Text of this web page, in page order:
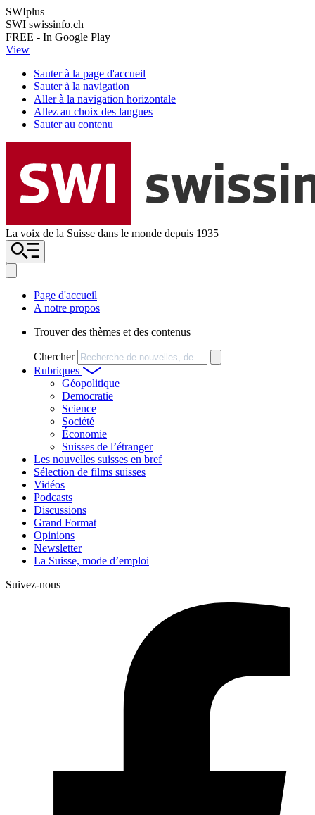
SWIplus
SWI swissinfo.ch
FREE - In Google Play
View
Sauter à la page d'accueil
Sauter à la navigation
Aller à la navigation horizontale
Allez au choix des langues
Sauter au contenu
La voix de la Suisse dans le monde depuis 1935
Page d'accueil
A notre propos
Trouver des thèmes et des contenus
Chercher
Rubriques
Géopolitique
Democratie
Science
Société
Économie
Suisses de l’étranger
Les nouvelles suisses en bref
Sélection de films suisses
Vidéos
Podcasts
Discussions
Grand Format
Opinions
Newsletter
La Suisse, mode d’emploi
Suivez-nous